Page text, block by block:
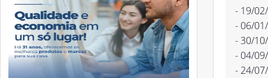
- 19/
- 06/
- 30/
- 04/
- 24/